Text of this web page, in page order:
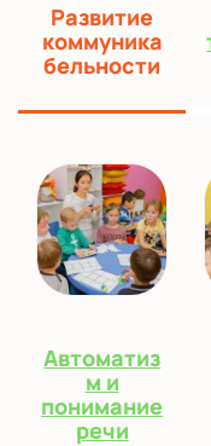
Развитие
коммуника
бельности
Автоматиз
м и
понимание
речи